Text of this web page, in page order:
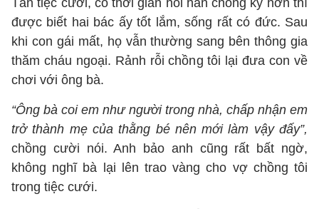
Tàn tiệc cưới, có thời gian hỏi han chồng kỹ hơn thì
được biết hai bác ấy tốt lắm, sống rất có đức. Sau
khi con gái mất, họ vẫn thường sang bên thông gia
thăm cháu ngoại. Rảnh rỗi chồng tôi lại đưa con về
chơi với ông bà.
“Ông bà coi em như người trong nhà, chấp nhận em
trở thành mẹ của thằng bé nên mới làm vậy đấy”,
chồng cười nói. Anh bảo anh cũng rất bất ngờ,
không nghĩ bà lại lên trao vàng cho vợ chồng tôi
trong tiệc cưới.